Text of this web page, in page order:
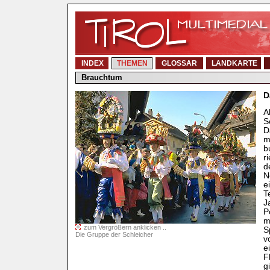
INDEX THEMEN GLOSSAR LANDKARTE
Brauchtum
zum Vergrößern anklicken ..
Die Gruppe der Schleicher